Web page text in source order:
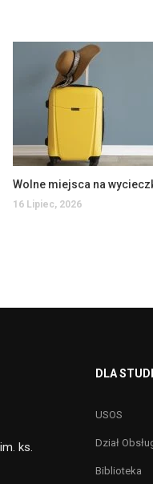
Wolne miejsca na
16 Lipiec, 2026
ks.
DLA
USOS
Dział
Biblioteka